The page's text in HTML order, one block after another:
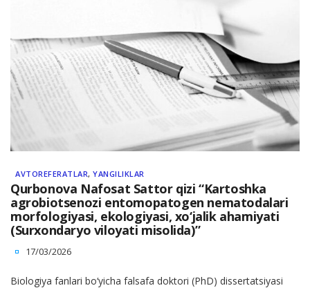
AVTOREFERATLAR, YANGILIKLAR
Qurbonova Nafosat Sattor qizi “Kartoshka
agrobiotsenozi entomopatogen nematodalari
morfologiyasi, ekologiyasi, xo‘jalik ahamiyati
(Surxondaryo viloyati misolida)”
17/03/2026
Biologiya fanlari bo‘yicha falsafa doktori (PhD) dissertatsiyasi